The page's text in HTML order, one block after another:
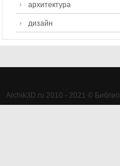
архитектура
дизайн
Archik3D.ru 2010 - 2021 ©